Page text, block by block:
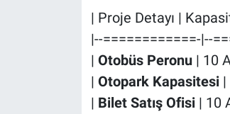
| Proje Detayı |
|--============-|--
| Otobüs Peronu| 10
| Otopark Kapasitesi|
| Bilet Satış Ofisi | 10